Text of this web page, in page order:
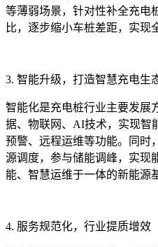
等薄弱场景，针对性补全充电
比，逐步缩小车桩差距，实现
3. 智能升级，打造智慧充电生
智能化是充电桩行业主要发展
据、物联网、AI技术，实现智
预警、远程运维等功能。同时
源调度，参与储能调峰，实现
能、智慧运维于一体的新能源
4. 服务规范化，行业提质增效